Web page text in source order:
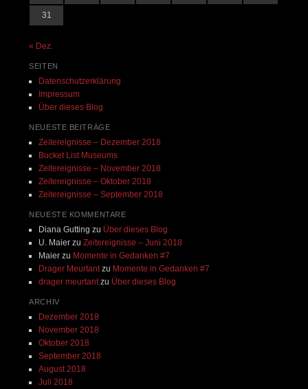
31
« Dez.
SEITEN
Datenschutzerklärung
Impressum
Über dieses Blog
NEUESTE BEITRÄGE
Zeitereignisse – Dezember 2018
Bucket List Museums
Zeitereignisse – November 2018
Zeitereignisse – Oktober 2018
Zeitereignisse – September 2018
NEUESTE KOMMENTARE
Diana Gutting zu Über dieses Blog
U. Maierzu Zeitereignisse – Juni 2018
Maierzu Momente in Gedanken #7
Drager Meurtantzu Momente in Gedanken #7
drager meurtantzu Über dieses Blog
ARCHIV
Dezember 2018
November 2018
Oktober 2018
September 2018
August 2018
Juli 2018